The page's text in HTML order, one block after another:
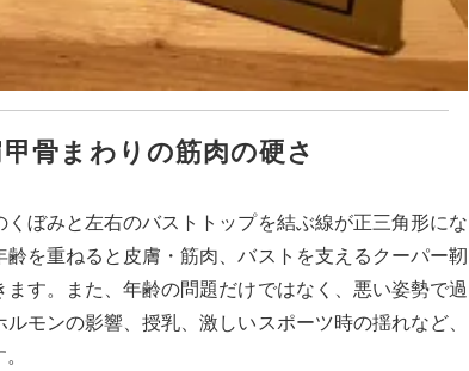
骨まわりの筋肉の硬さ
ぼみと左右のバストトップを結ぶ線が正三角形にな
を重ねると皮膚・筋肉、バストを支えるクーパー靭
す。また、年齢の問題だけではなく、悪い姿勢で過
モンの影響、授乳、激しいスポーツ時の揺れなど、